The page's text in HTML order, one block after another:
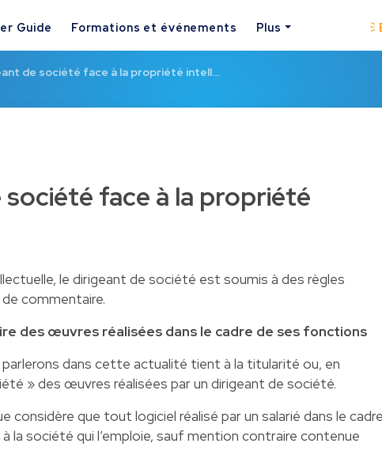
Guide Formations et événements Plus
de société face à la propriété intell…
face à la propriété
le dirigeant de société est soumis à des règles
commentaire.
des œuvres réalisées dans le cadre de ses fonctions
dans cette actualité tient à la titularité ou, en
» des œuvres réalisées par un dirigeant de société.
considère que tout logiciel réalisé par un salarié dans le
la société qui l’emploie, sauf mention contraire contenue